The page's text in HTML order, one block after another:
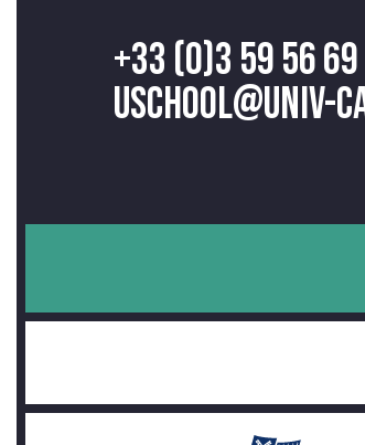
+33 (0)3 59 56